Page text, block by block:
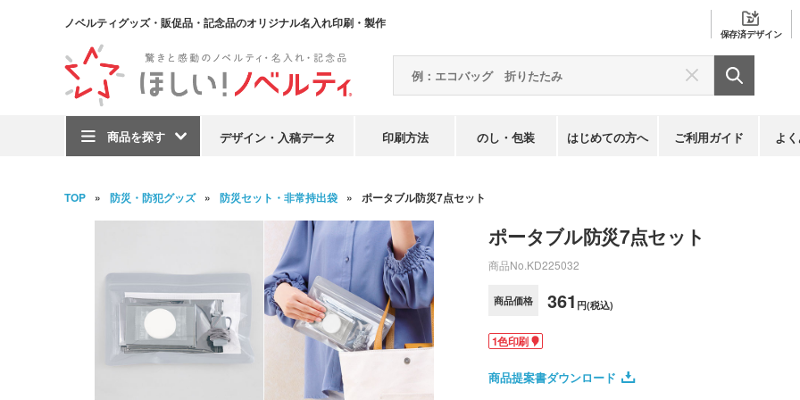
ノベルティグッズ・販促品・記念品のオリジナル名入れ印刷・製作
保存済デザイン
商品を探す デザイン・入稿データ 印刷方法 のし・包装 はじめての方へ ご利用ガイド よ
TOP 防災・防犯グッズ 防災セット・非常持出袋 ポータブル防災7点セット
ポータブル防災7点セット
商品No. KD225032
商品価格 361 円(税込)
1色印刷
商品提案書ダウンロード